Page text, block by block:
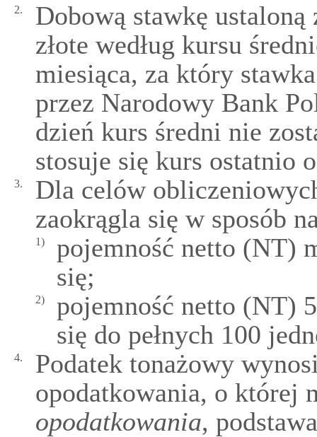
2.
Dobową stawkę
złote według kursu
miesiąca, za który
przez Narodowy Bank
dzień kurs średni nie
stosuje się kurs ostatnio
3.
Dla celów
zaokrągla się w sposób
1)
pojemność netto (NT)
się;
2)
pojemność netto (NT)
się do pełnych 100
4.
Podatek tonażowy
opodatkowania, o której
opodatkowania,